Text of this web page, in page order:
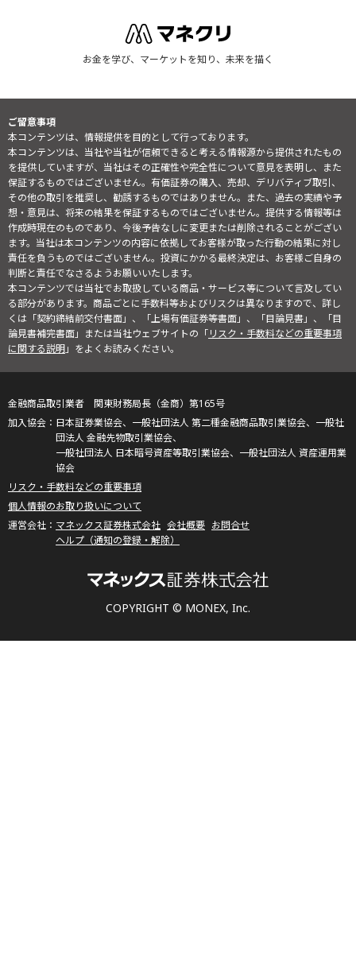
お金を学び、マーケットを知り、未来を描く
ご留意事項
本コンテンツは、情報提供を目的として行っております。
本コンテンツは、当社や当社が信頼できると考える情報源から提供されたもの
を提供していますが、当社はその正確性や完全性について意見を表明し、また
保証するものではございません。有価証券の購入、売却、デリバティブ取引、
その他の取引を推奨し、勧誘するものではありません。また、過去の実績や予
想・意見は、将来の結果を保証するものではございません。提供する情報等は
作成時現在のものであり、今後予告なしに変更または削除されることがござい
ます。当社は本コンテンツの内容に依拠してお客様が取った行動の結果に対し
責任を負うものではございません。投資にかかる最終決定は、お客様ご自身の
判断と責任でなさるようお願いいたします。
本コンテンツでは当社でお取扱している商品・サービス等について言及してい
る部分があります。商品ごとに手数料等およびリスクは異なりますので、詳し
くは「契約締結前交付書面」、「上場有価証券等書面」、「目論見書」、「目
論見書補完書面」または当社ウェブサイトの「リスク・手数料などの重要事項
に関する説明」をよくお読みください。
COPYRIGHT © MONEX, Inc.
金融商品取引業者 関東財務局長（金商）第165号
日本証券業協会、一般社団法人 第二種金融商品取引業協会、一般社
団法人 金融先物取引業協会、
一般社団法人 日本暗号資産等取引業協会、一般社団法人 資産運用業
協会
リスク・手数料などの重要事項
個人情報のお取り扱いについて
マネックス証券株式会社 会社概要 お問合せ
ヘルプ（通知の登録・解除）